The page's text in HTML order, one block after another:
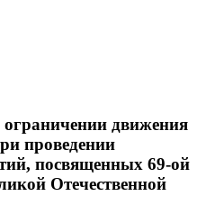
движения
проведении
посвященных 69-ой
Отечественной